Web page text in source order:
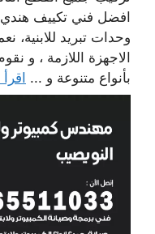
افضل فني تكييف هندي
وحدات تبريد للابنية،
الاجهزة اللازمة ، و
بأنواع متنوعة و ...